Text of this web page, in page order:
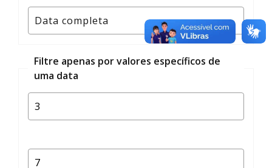
Filtre apenas por valores específicos de
uma data